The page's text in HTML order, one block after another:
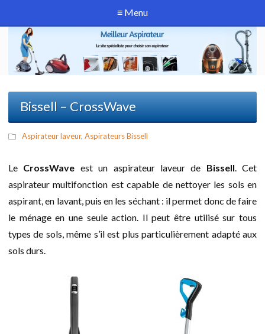
≡ Menu
Bissell – CrossWave
Aspirateur laveur, Aspirateurs Bissell
Le CrossWave est un aspirateur laveur de Bissell. Cet
aspirateur multifonction est capable de nettoyer les sols en
aspirant, en lavant, puis en les séchant : il permet donc de faire
le ménage en une seule action. Il peut être utilisé sur tous
types de sols, même s’il est plus particulièrement adapté aux
sols durs.